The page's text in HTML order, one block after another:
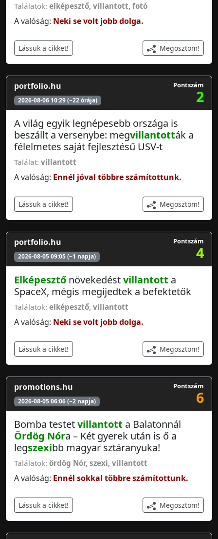
Találatok: elképesztő, villantott, fotó
A valóság: Neki se volt jobb dolga.
Lássuk a cikket! Megosztom!
portfolio.hu
2026-08-06 10:29 (~22 órája)
Pontszám
2
A világ egyik legnépesebb országa is
beszállt a versenybe: megvillantották a
félelmetes saját fejlesztésű USV-t
Találat: villantott
A valóság: Ennél jóval többre számítottunk.
Lássuk a cikket! Megosztom!
portfolio.hu
2026-08-05 09:05 (~1 napja)
Pontszám
4
Elképesztő növekedéstvillantott a
SpaceX, mégis megijedtek a befektetők
Találatok: elképesztő, villantott
A valóság: Neki se volt jobb dolga.
Lássuk a cikket! Megosztom!
promotions.hu
2026-08-05 06:06 (~2 napja)
Pontszám
6
Bomba testetvillantott a Balatonnál
Ördög Nóra – Két gyerek után is ő a
legszexibb magyar sztáranyuka!
Találatok: ördög Nór, szexi, villantott
A valóság: Ennél sokkal többre számítottunk.
Lássuk a cikket! Megosztom!